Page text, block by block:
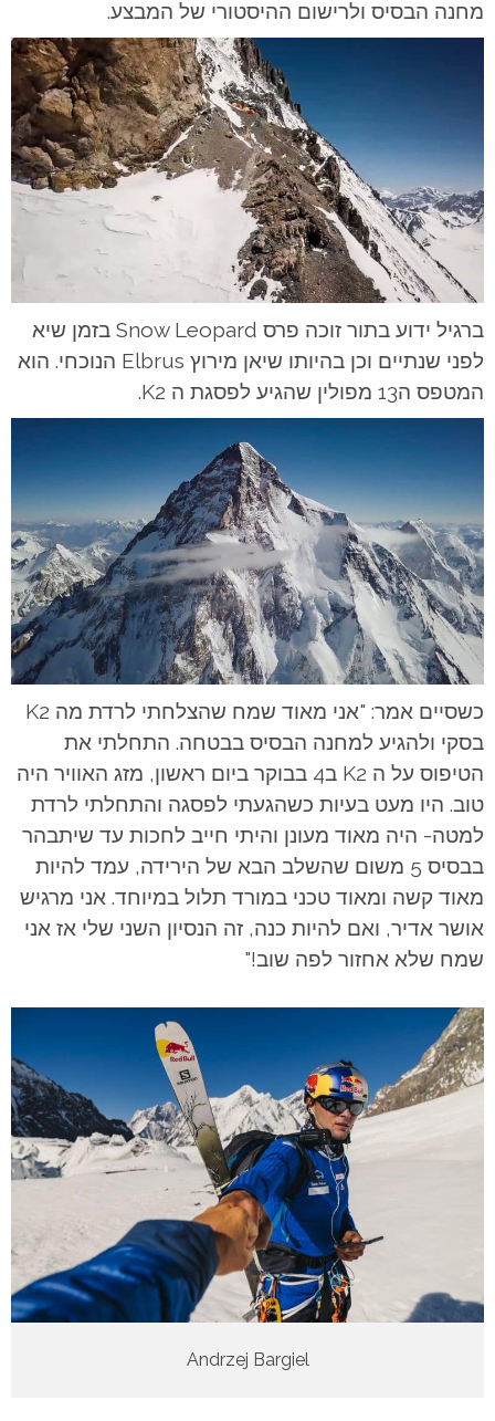
מחנה הבסיס ולרישום ההיסטורי של המבצע.
ברגיל ידוע בתור זוכה פרס Snow Leopard בזמן שיא
לפני שנתיים וכן בהיותו שיאן מירוץ Elbrus הנוכחי. הוא
המטפס ה13 מפולין שהגיע לפסגת ה K2.
כשסיים אמר: "אני מאוד שמח שהצלחתי לרדת מה K2
בסקי ולהגיע למחנה הבסיס בבטחה. התחלתי את
הטיפוס על ה K2 ב4 בבוקר ביום ראשון, מזג האוויר היה
טוב. היו מעט בעיות כשהגעתי לפסגה והתחלתי לרדת
למטה- היה מאוד מעונן והיתי חייב לחכות עד שיתבהר
בבסיס 5 משום שהשלב הבא של הירידה, עמד להיות
מאוד קשה ומאוד טכני במורד תלול במיוחד. אני מרגיש
אושר אדיר, ואם להיות כנה, זה הנסיון השני שלי אז אני
שמח שלא אחזור לפה שוב!"
Andrzej Bargiel